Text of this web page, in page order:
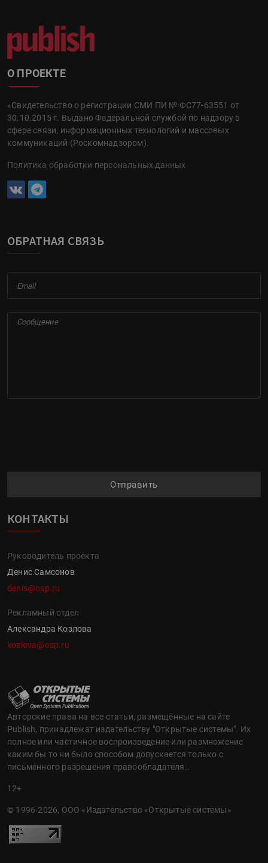
О ПРОЕКТЕ
«Свидетельство о регистрации СМИ ПИ № ФС77-63551 от
30.10.2015 г. Выдано Федеральной службой по надзору в
сфере связи, информационных технологий и массовых
коммуникаций (Роскомнадзором).
Политика обработки персональных данных
ОБРАТНАЯ СВЯЗЬ
Отправить
КОНТАКТЫ
Руководитель проекта
Денис Самсонов
denis@osp.ru
Рекламный отдел
Александра Козлова
kozlova@osp.ru
Авторские права на все статьи, размещённые на сайте
Publish, принадлежат издательству "Открытые системы". Их
полное или частичное воспроизведение или размножение
каким бы то ни было способом допускается только с
письменного разрешения правообладателя..
12+
© 1996-2026, ООО «Издательство «Открытые системы»